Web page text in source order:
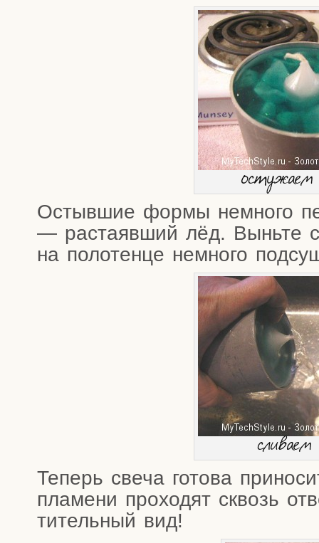
Остыв­шие фор­мы немно­го
— рас­та­яв­ший лёд. Вынь­те
на поло­тен­це немно­го
Теперь све­ча гото­ва
пла­ме­ни про­хо­дят сквозь
ти­тель­ный вид!